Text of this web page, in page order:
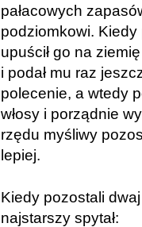
pałacowych
podziomkowi. Kiedy
upuścił go na
i podał mu raz
polecenie, a wtedy
włosy i porządnie
rzędu myśliwy
lepiej.
Kiedy pozostali
najstarszy spytał: